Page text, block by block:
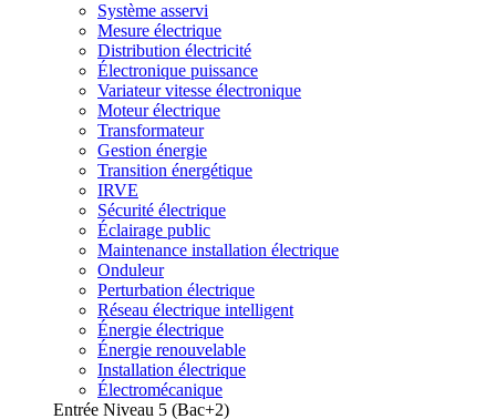
Système asservi
Mesure électrique
Distribution électricité
Électronique puissance
Variateur vitesse électronique
Moteur électrique
Transformateur
Gestion énergie
Transition énergétique
IRVE
Sécurité électrique
Éclairage public
Maintenance installation électrique
Onduleur
Perturbation électrique
Réseau électrique intelligent
Énergie électrique
Énergie renouvelable
Installation électrique
Électromécanique
Entrée Niveau 5 (Bac+2)